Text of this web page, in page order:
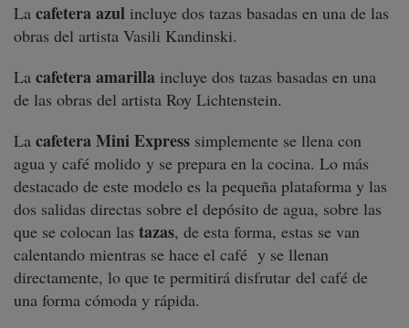
La cafetera azul incluye dos tazas basadas en una de las
obras del artista Vasili Kandinski.
La cafetera amarilla incluye dos tazas basadas en una
de las obras del artista Roy Lichtenstein.
La cafetera Mini Express simplemente se llena con
agua y café molido y se prepara en la cocina. Lo más
destacado de este modelo es la pequeña plataforma y las
dos salidas directas sobre el depósito de agua, sobre las
que se colocan las tazas, de esta forma, estas se van
calentando mientras se hace el café y se llenan
directamente, lo que te permitirá disfrutar del café de
una forma cómoda y rápida.